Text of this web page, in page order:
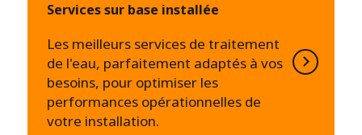
Services sur base installée
Les meilleurs services de traitement
de l'eau, parfaitement adaptés à vos
besoins, pour optimiser les
performances opérationnelles de
votre installation.